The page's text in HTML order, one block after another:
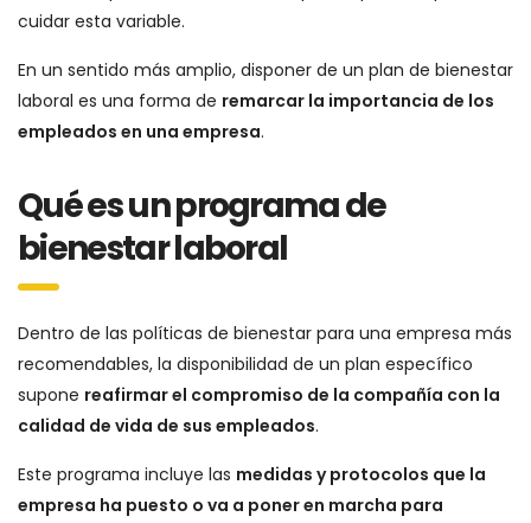
cuidar esta variable.
En un sentido más amplio, disponer de un plan de bienestar
laboral es una forma de remarcar la importancia de los
empleados en una empresa.
Qué es un programa de
bienestar laboral
Dentro de las políticas de bienestar para una empresa más
recomendables, la disponibilidad de un plan específico
supone reafirmar el compromiso de la compañía con la
calidad de vida de sus empleados.
Este programa incluye las medidas y protocolos que la
empresa ha puesto o va a poner en marcha para